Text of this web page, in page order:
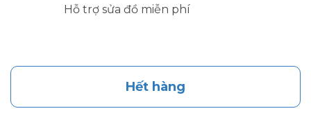
Hỗ trợ sửa đồ miễn phí
Hết hàng